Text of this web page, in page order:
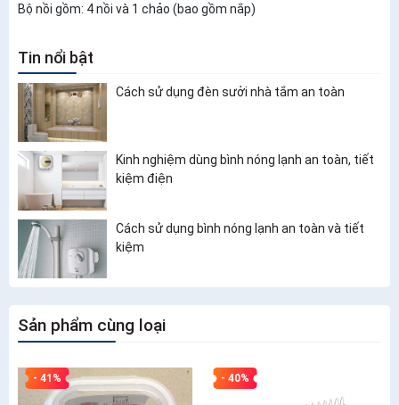
Bộ nồi gồm: 4 nồi và 1 chảo (bao gồm nắp)
Tin nổi bật
Cách sử dụng đèn sưởi nhà tắm an toàn
Kinh nghiệm dùng bình nóng lạnh an toàn, tiết
kiệm điện
Cách sử dụng bình nóng lạnh an toàn và tiết
kiệm
Sản phẩm cùng loại
- 41% - 40%